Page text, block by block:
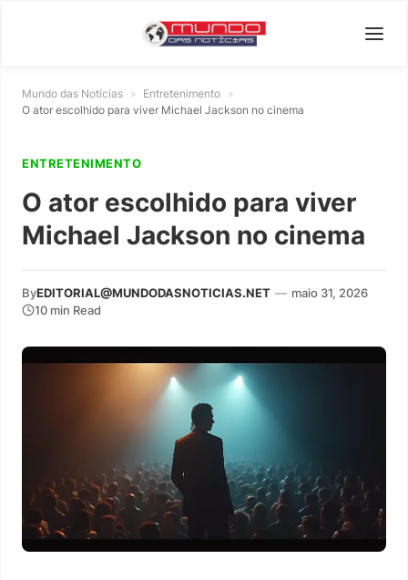
Mundo das Notícias » Entretenimento »
O ator escolhido para viver Michael Jackson no cinema
ENTRETENIMENTO
O ator escolhido para viver
Michael Jackson no cinema
ByEDITORIAL@MUNDODASNOTICIAS.NET — maio 31, 2026
10 min Read